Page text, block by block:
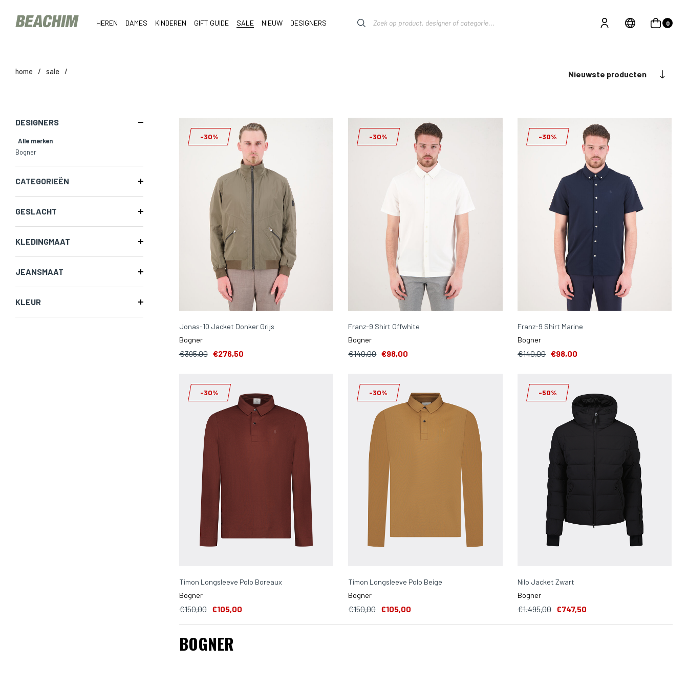
HEREN DAMES KINDEREN GIFT GUIDE SALE NIEUW DESIGNERS 0
home / sale / Nieuwste producten
DESIGNERS
Alle merken
Bogner
CATEGORIEËN
GESLACHT
KLEDINGMAAT
JEANSMAAT
KLEUR
-30%
Jonas-10 Jacket Donker Grijs
Bogner
€395,00 €276,50
-30%
Franz-9 Shirt Offwhite
Bogner
€140,00 €98,00
-30%
Franz-9 Shirt Marine
Bogner
€140,00 €98,00
-30%
Timon Longsleeve Polo Boreaux
Bogner
€150,00 €105,00
-30%
Timon Longsleeve Polo Beige
Bogner
€150,00 €105,00
-50%
Nilo Jacket Zwart
Bogner
€1.495,00 €747,50
BOGNER